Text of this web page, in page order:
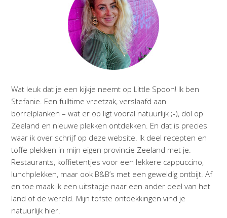
Wat leuk dat je een kijkje neemt op Little Spoon! Ik ben
Stefanie. Een fulltime vreetzak, verslaafd aan
borrelplanken – wat er op ligt vooral natuurlijk ;-), dol op
Zeeland en nieuwe plekken ontdekken. En dat is precies
waar ik over schrijf op deze website. Ik deel recepten en
toffe plekken in mijn eigen provincie Zeeland met je.
Restaurants, koffietentjes voor een lekkere cappuccino,
lunchplekken, maar ook B&B’s met een geweldig ontbijt. Af
en toe maak ik een uitstapje naar een ander deel van het
land of de wereld. Mijn tofste ontdekkingen vind je
natuurlijk hier.